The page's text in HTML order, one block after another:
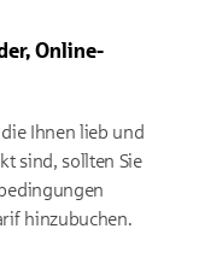
Online-
Ihnen lieb und
sind, sollten Sie
hinzubuchen.